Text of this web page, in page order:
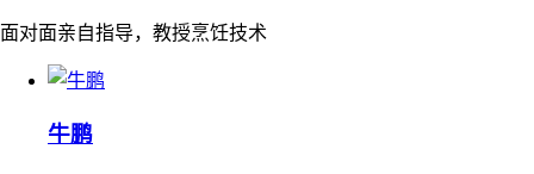
面对面亲自指导，教授烹饪技术
牛鹏